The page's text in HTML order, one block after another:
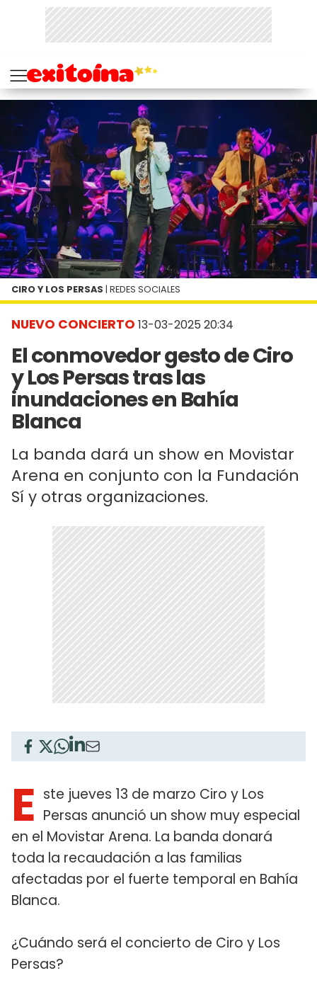
NUEVO CONCIERTO 13-03-2025 20:34
El conmovedor gesto de Ciro
y Los Persas tras las
inundaciones en Bahía
Blanca
La banda dará un show en Movistar
Arena en conjunto con la Fundación
Sí y otras organizaciones.
CIRO Y LOS PERSAS | REDES SOCIALES
E ste jueves 13 de marzo Ciro y Los
Persas anunció un show muy especial
en el Movistar Arena. La banda donará
toda la recaudación a las familias
afectadas por el fuerte temporal en Bahía
Blanca.
¿Cuándo será el concierto de Ciro y Los
Persas?